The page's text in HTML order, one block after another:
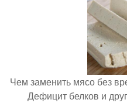
Чем заменить мясо без
Дефицит белков и